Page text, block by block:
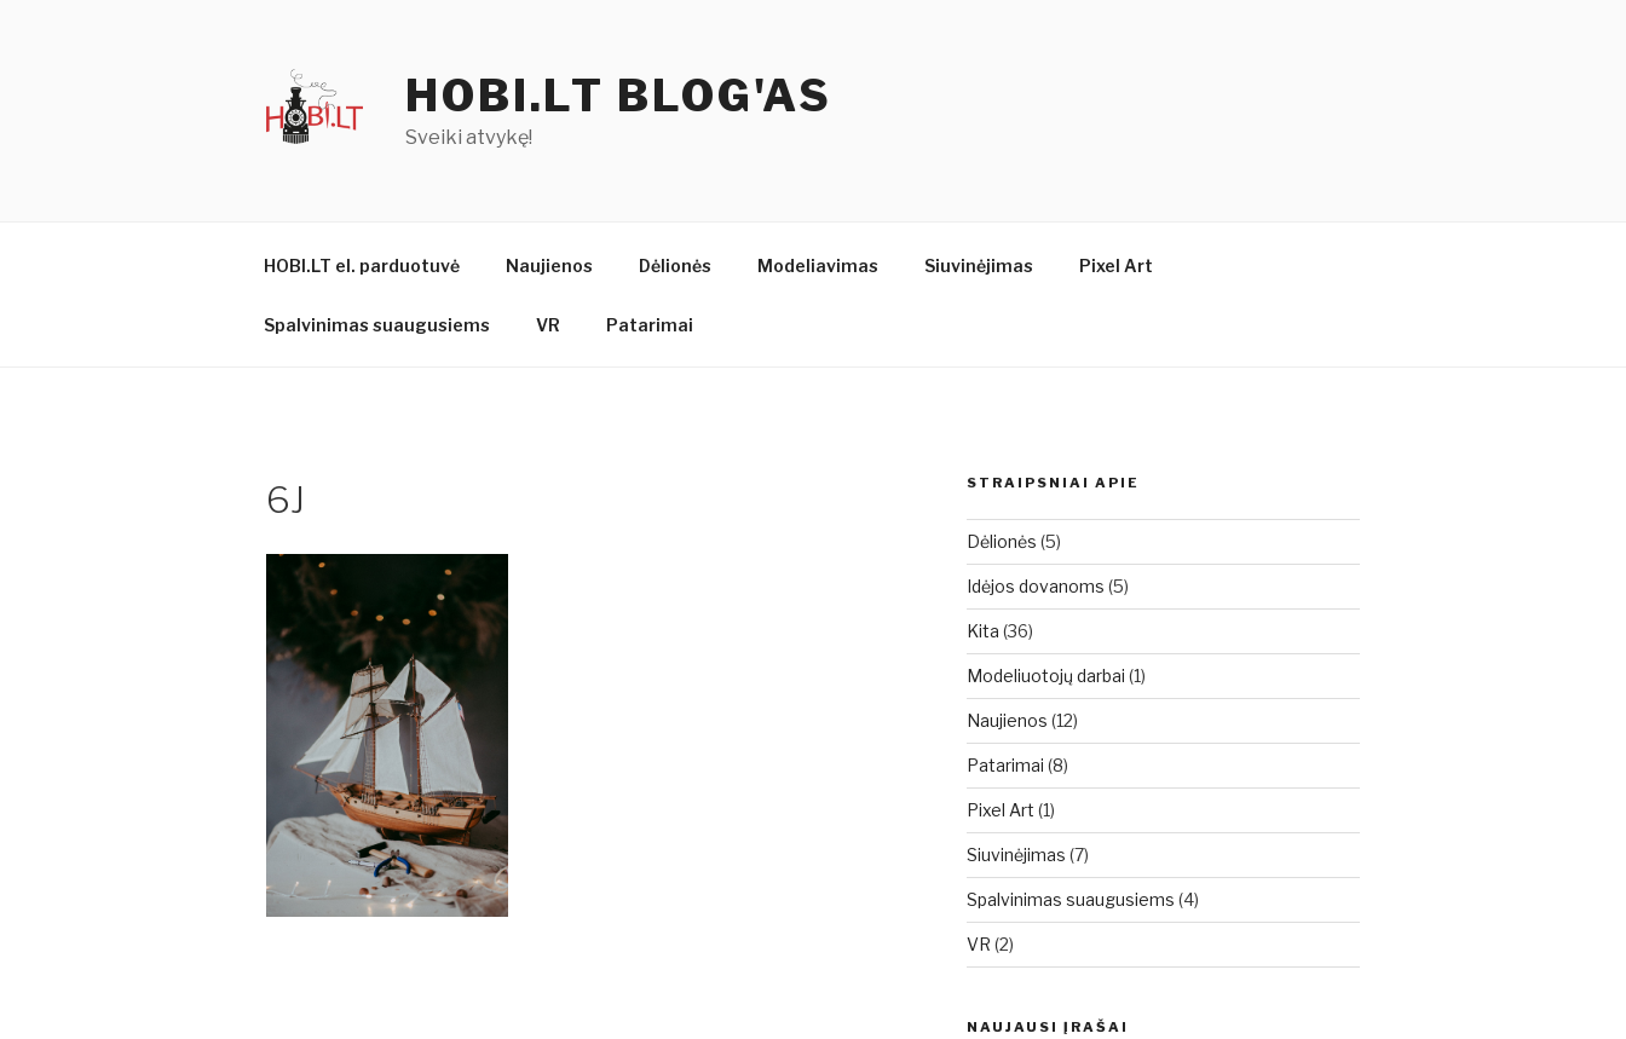
HOBI.LT BLOG'AS
Sveiki atvykę!
HOBI.LT el. parduotuvė Naujienos Dėlionės Modeliavimas Siuvinėjimas Pixel Art
Spalvinimas suaugusiems VR Patarimai
6J STRAIPSNIAI APIE
Dėlionės (5)
Idėjos dovanoms (5)
Kita (36)
Modeliuotojų darbai (1)
Naujienos (12)
Patarimai (8)
Pixel Art (1)
Siuvinėjimas (7)
Spalvinimas suaugusiems (4)
VR (2)
NAUJAUSI ĮRAŠAI